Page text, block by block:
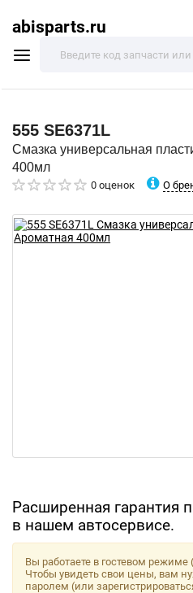
abisparts.ru
555 SE6371L
Смазка универсальная
400мл
0 оценок О
Расширенная гарантия
в нашем автосервисе.
Вы работаете в гостевом
Чтобы увидеть свои цены, вам
паролем (или